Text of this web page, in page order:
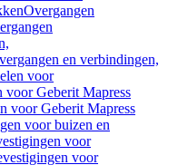
Overgangen
en verbindingen,
voor
voor Geberit Mapress
voor Geberit Mapress
voor buizen en
voor
voor